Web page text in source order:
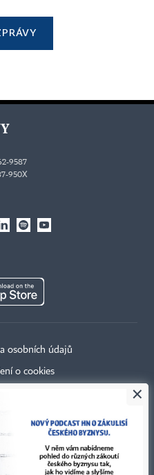
9587
950X
osobních údajů
o cookies
smluvní podmínky
×